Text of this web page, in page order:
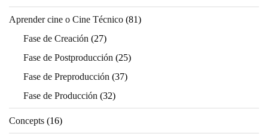
Aprender cine o Cine Técnico (81)
Fase de Creación (27)
Fase de Postproducción (25)
Fase de Preproducción (37)
Fase de Producción (32)
Concepts (16)